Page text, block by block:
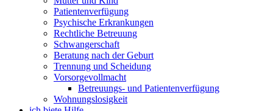
Patientenverfügung
Psychische Erkrankungen
Rechtliche Betreuung
Schwangerschaft
Beratung nach der Geburt
Trennung und Scheidung
Vorsorgevollmacht
Betreuungs- und Patientenverfügung
Wohnungslosigkeit